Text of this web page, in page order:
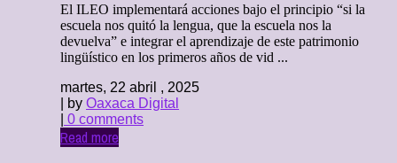
El ILEO implementará acciones bajo el principio “si la
escuela nos quitó la lengua, que la escuela nos la
devuelva” e integrar el aprendizaje de este patrimonio
lingüístico en los primeros años de vid ...
martes, 22 abril , 2025
| by Oaxaca Digital
0 comments
Read more